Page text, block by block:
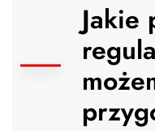
Jakie